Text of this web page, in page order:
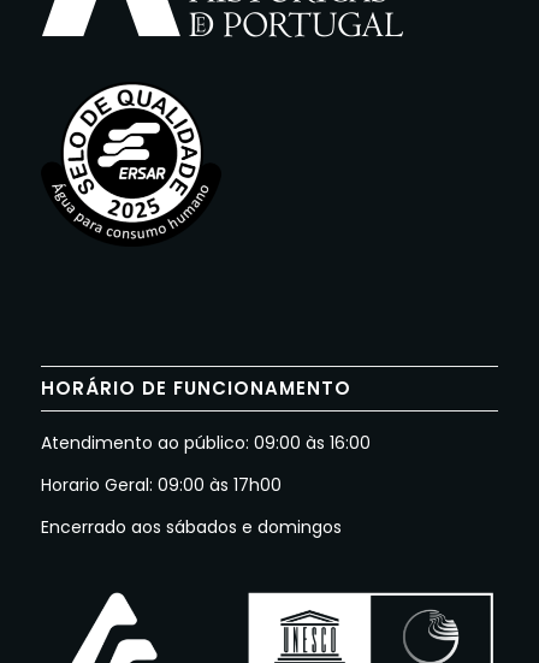
HORÁRIO DE FUNCIONAMENTO
Atendimento ao público: 09:00 às 16:00
Horario Geral: 09:00 às 17h00
Encerrado aos sábados e domingos